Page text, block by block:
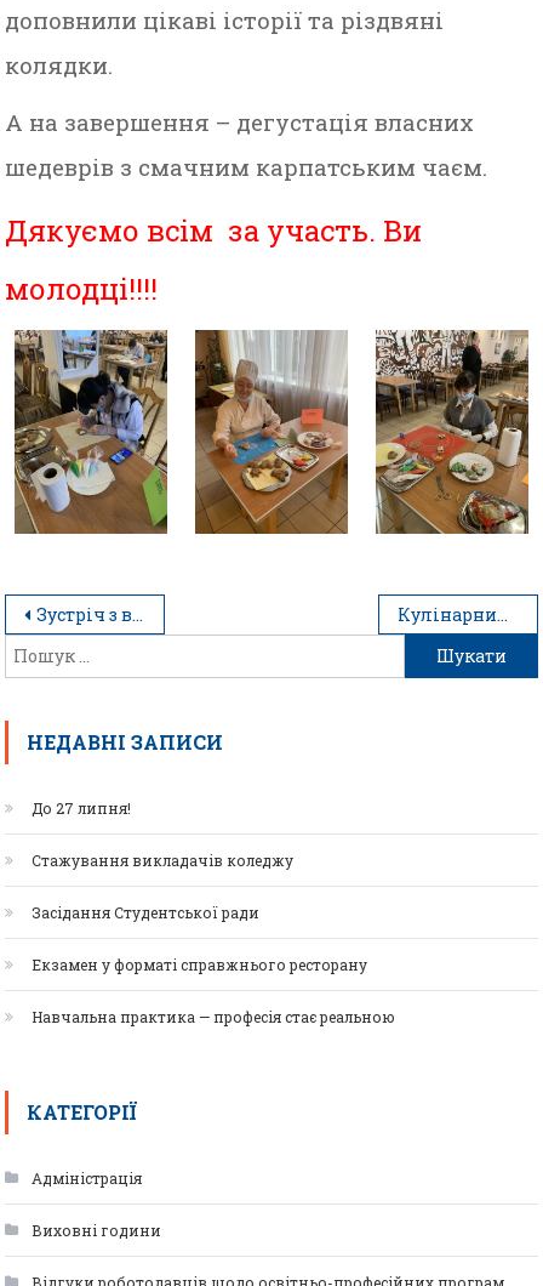
доповнили цікаві історії та різдвяні
колядки.
А на завершення – дегустація власних
шедеврів з смачним карпатським чаєм.
Дякуємо всім за участь. Ви
молодці!!!!
Зустріч з випускниками, які вчаться чи вже працюють в Німеччині Кулінарний марафон
НЕДАВНІ ЗАПИСИ
До 27 липня!
Стажування викладачів коледжу
Засідання Студентської ради
Екзамен у форматі справжнього ресторану
Навчальна практика — професія стає реальною
КАТЕГОРІЇ
Адміністрація
Виховні години
Відгуки роботодавців щодо освітньо-професійних програм